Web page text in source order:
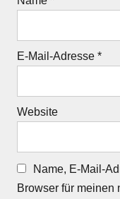
E-Mail-Adresse *
Website
Name, E-Mail-
Browser für meinen